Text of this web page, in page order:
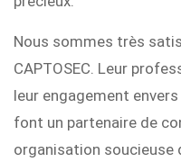
Nous sommes très
CAPTOSEC. Leur
leur engagement
font un partenaire de
organisation